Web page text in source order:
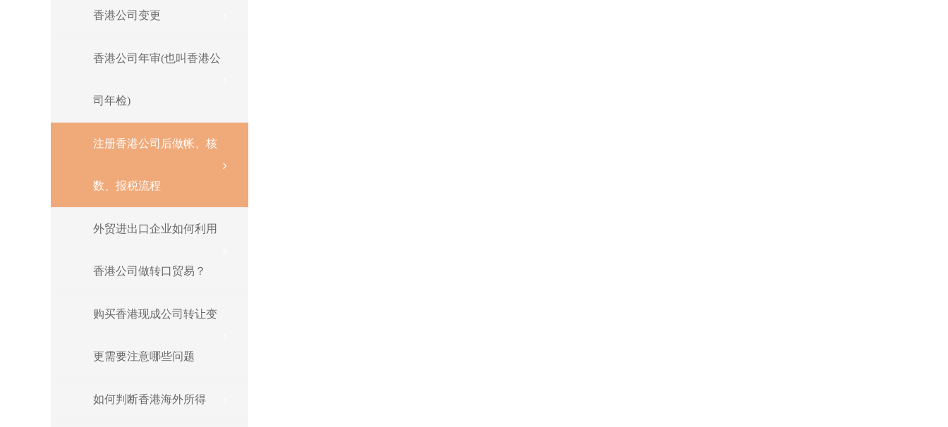
香港公司变更
香港公司年审(也叫香港公
司年检)
注册香港公司后做帐、核
数、报税流程
外贸进出口企业如何利用
香港公司做转口贸易？
购买香港现成公司转让变
更需要注意哪些问题
如何判断香港海外所得